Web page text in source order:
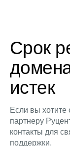
Срок
истек
Если вы хотите
партнеру
контакты для
поддержки.